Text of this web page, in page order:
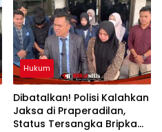
Hukum
Dibatalkan! Polisi Kalahkan
Jaksa di Praperadilan,
Status Tersangka Bripka